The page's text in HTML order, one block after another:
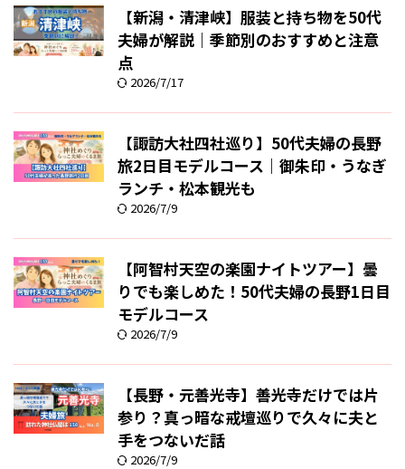
【新潟・清津峡】服装と持ち物を50代
夫婦が解説｜季節別のおすすめと注意
点
2026/7/17
【諏訪大社四社巡り】50代夫婦の長野
旅2日目モデルコース｜御朱印・うなぎ
ランチ・松本観光も
2026/7/9
【阿智村天空の楽園ナイトツアー】曇
りでも楽しめた！50代夫婦の長野1日目
モデルコース
2026/7/9
【長野・元善光寺】善光寺だけでは片
参り？真っ暗な戒壇巡りで久々に夫と
手をつないだ話
2026/7/9